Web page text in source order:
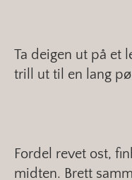
Ta deigen ut på et
trill ut til en lang
Fordel revet ost,
midten. Brett